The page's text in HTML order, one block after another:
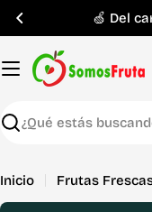
Saltar
contenido
🍏 Del
Buscar
Inicio Frutas